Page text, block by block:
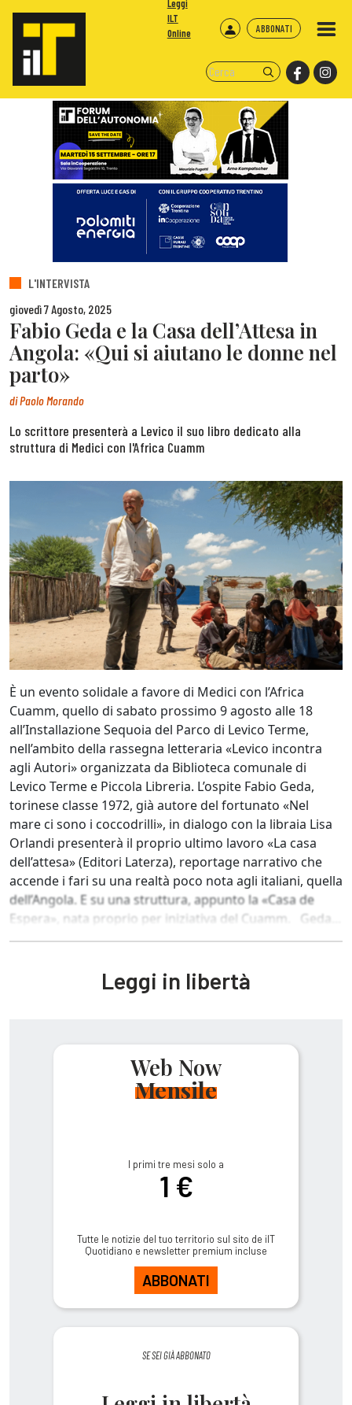
ABBONATI
Leggi
ILT
Online
L'INTERVISTA
giovedì 7 Agosto, 2025
Fabio Geda e la Casa dell’Attesa in
Angola: «Qui si aiutano le donne nel
parto»
diPaolo Morando
Lo scrittore presenterà a Levico il suo libro dedicato alla
struttura di Medici con l'Africa Cuamm
È un evento solidale a favore di Medici con l’Africa
Cuamm, quello di sabato prossimo 9 agosto alle 18
all’Installazione Sequoia del Parco di Levico Terme,
nell’ambito della rassegna letteraria «Levico incontra
agli Autori» organizzata da Biblioteca comunale di
Levico Terme e Piccola Libreria. L’ospite Fabio Geda,
torinese classe 1972, già autore del fortunato «Nel
mare ci sono i coccodrilli», in dialogo con la libraia Lisa
Orlandi presenterà il proprio ultimo lavoro «La casa
dell’attesa» (Editori Laterza), reportage narrativo che
accende i fari su una realtà poco nota agli italiani, quella
dell’Angola. E su una struttura, appunto la «Casa de
Espera», nata proprio per iniziativa del Cuamm. Geda...
Leggi in libertà
Web Now
Mensile
I primi tre mesi solo a
1 €
Tutte le notizie del tuo territorio sul sito de ilT
Quotidiano e newsletter premium incluse
ABBONATI
SE SEI GIÀ ABBONATO